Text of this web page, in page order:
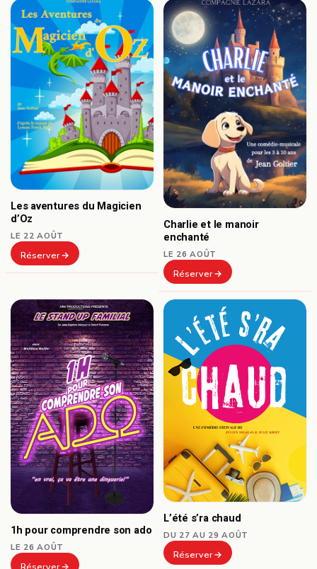
Les aventures du Magicien
d’Oz
LE 22 AOÛT
Réserver
Charlie et le manoir
enchanté
LE 26 AOÛT
Réserver
1h pour comprendre son ado
LE 26 AOÛT
L’été s’ra chaud
DU 27 AU 29 AOÛT
Réserver